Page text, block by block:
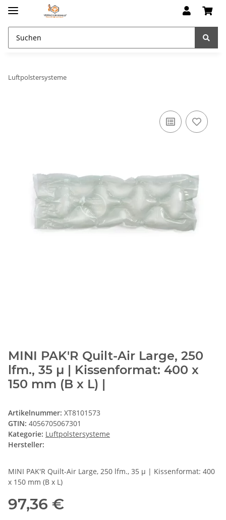
Luftpolstersysteme
MINI PAK'R Quilt-Air Large, 250
lfm., 35 µ | Kissenformat: 400 x
150 mm (B x L) |
Artikelnummer: XT8101573
GTIN: 4056705067301
Kategorie: Luftpolstersysteme
Hersteller:
MINI PAK'R Quilt-Air Large, 250 lfm., 35 µ | Kissenformat: 400
x 150 mm (B x L)
97,36 €